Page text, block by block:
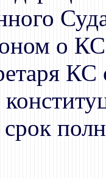
о
срок